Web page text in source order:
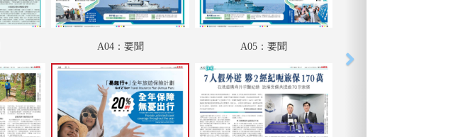
A04：要聞 A05：要聞